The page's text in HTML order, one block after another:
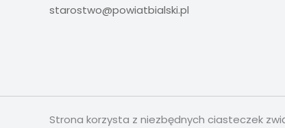
starostwo@powiatbialski.pl
Strona korzysta z niezbędnych ciasteczek